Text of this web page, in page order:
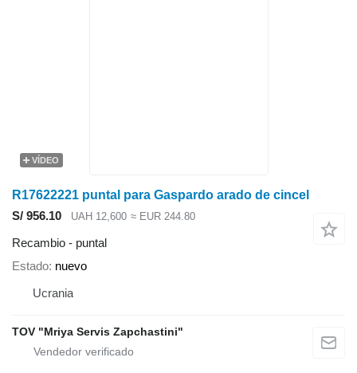
VÍDEO
R17622221 puntal para Gaspardo arado de cincel
S/ 956.10
UAH 12,600 ≈ EUR 244.80
Recambio - puntal
Estado nuevo
Ucrania
TOV "Mriya Servis Zapchastini"